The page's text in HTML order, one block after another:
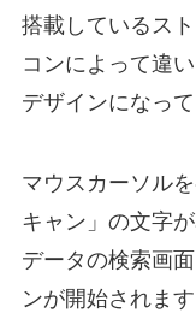
搭載しているス
コンによって違
デザインになって
マウスカーソル
キャン」の文字
データの検索画
ンが開始されます